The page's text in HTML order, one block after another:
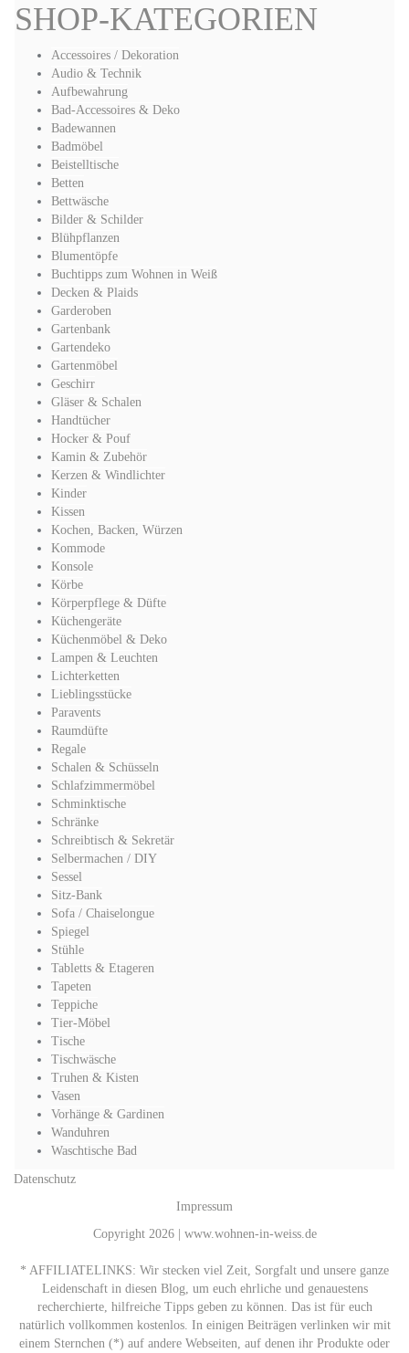
SHOP-KATEGORIEN
Accessoires / Dekoration
Audio & Technik
Aufbewahrung
Bad-Accessoires & Deko
Badewannen
Badmöbel
Beistelltische
Betten
Bettwäsche
Bilder & Schilder
Blühpflanzen
Blumentöpfe
Buchtipps zum Wohnen in Weiß
Decken & Plaids
Garderoben
Gartenbank
Gartendeko
Gartenmöbel
Geschirr
Gläser & Schalen
Handtücher
Hocker & Pouf
Kamin & Zubehör
Kerzen & Windlichter
Kinder
Kissen
Kochen, Backen, Würzen
Kommode
Konsole
Körbe
Körperpflege & Düfte
Küchengeräte
Küchenmöbel & Deko
Lampen & Leuchten
Lichterketten
Lieblingsstücke
Paravents
Raumdüfte
Regale
Schalen & Schüsseln
Schlafzimmermöbel
Schminktische
Schränke
Schreibtisch & Sekretär
Selbermachen / DIY
Sessel
Sitz-Bank
Sofa / Chaiselongue
Spiegel
Stühle
Tabletts & Etageren
Tapeten
Teppiche
Tier-Möbel
Tische
Tischwäsche
Truhen & Kisten
Vasen
Vorhänge & Gardinen
Wanduhren
Waschtische Bad
Datenschutz
Impressum
Copyright 2026 | www.wohnen-in-weiss.de
* AFFILIATELINKS: Wir stecken viel Zeit, Sorgfalt und unsere ganze
Leidenschaft in diesen Blog, um euch ehrliche und genauestens
recherchierte, hilfreiche Tipps geben zu können. Das ist für euch
natürlich vollkommen kostenlos. In einigen Beiträgen verlinken wir mit
einem Sternchen (*) auf andere Webseiten, auf denen ihr Produkte oder